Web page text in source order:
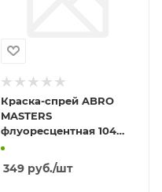
Краска-спрей ABRO
MASTERS
флуоресцентная 104
(зеленая)
349руб./шт